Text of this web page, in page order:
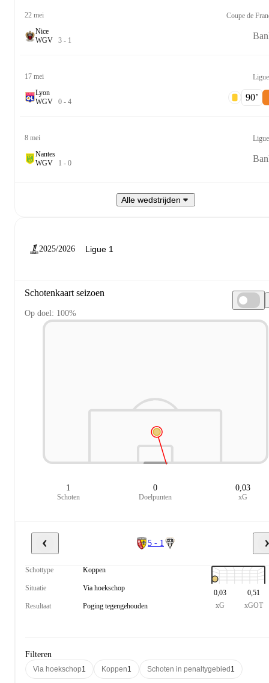
22 mei
Coupe de
Nice
WGV 3 - 1
17 mei
Lyon
WGV 0 - 4 90‎’‎
8 mei
Nantes
WGV 1 - 0
Alle wedstrijden
2025/2026
Schotenkaart seizoen
Op doel: 100%
1
Schoten
0
Doelpunten
0,03
xG
5 - 1
Schottype Koppen
Situatie Via hoekschop
Resultaat Poging tegengehouden
0,03
xG
0,51
xGOT
Filteren
Via hoekschop1 Koppen1 Schoten in penaltygebied 1